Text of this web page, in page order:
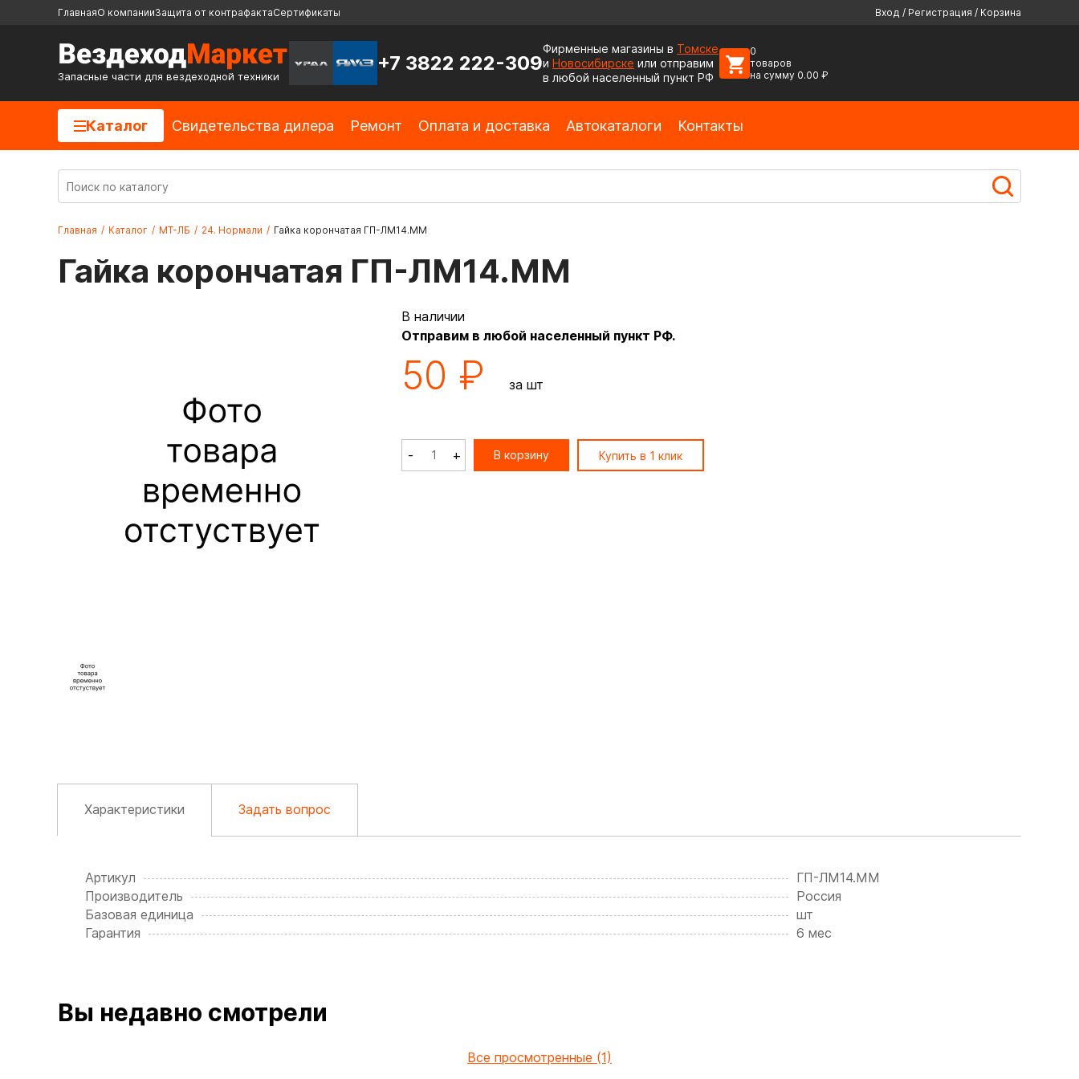
ГлавнаяО компанииЗащита от контрафактаСертификаты Вход / Регистрация / Корзина
Запасные части для вездеходной техники
+7 3822 222-309
Фирменные магазины в Томске
и Новосибирске или отправим
в любой населенный пункт РФ
0
товаров
на сумму 0.00 ₽
Каталог Cвидетельства дилера Ремонт Оплата и доставка Автокаталоги Контакты
Главная / Каталог / МТ-ЛБ / 24. Нормали / Гайка корончатая ГП-ЛМ14.ММ
Гайка корончатая ГП-ЛМ14.ММ
В наличии
Отправим в любой населенный пункт РФ.
50 ₽ за шт
- + В корзину Купить в 1 клик
Характеристики Задать вопрос
Артикул
ГП-ЛМ14.ММ
Производитель
Россия
Базовая единица
шт
Гарантия
6 мес
Вы недавно смотрели
Все просмотренные (1)